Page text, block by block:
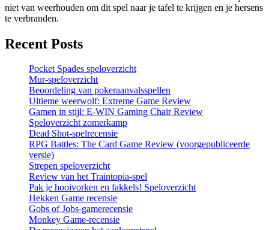
niet van weerhouden om dit spel naar je tafel te krijgen en je hersens
te verbranden.
Recent Posts
Pocket Spades speloverzicht
Mur-speloverzicht
Beoordeling van pokeraanvalsspellen
Ultieme weerwolf: Extreme Game Review
Gamen in stijl: E-WIN Gaming Chair Review
Speloverzicht zomerkamp
Dead Shot-spelrecensie
RPG Battles: The Card Game Review (voorgepubliceerde
versie)
Strepen speloverzicht
Review van het Traintopia-spel
Pak je hooivorken en fakkels! Speloverzicht
Hekken Game recensie
Gobs of Jobs-gamerecensie
Monkey Game-recensie